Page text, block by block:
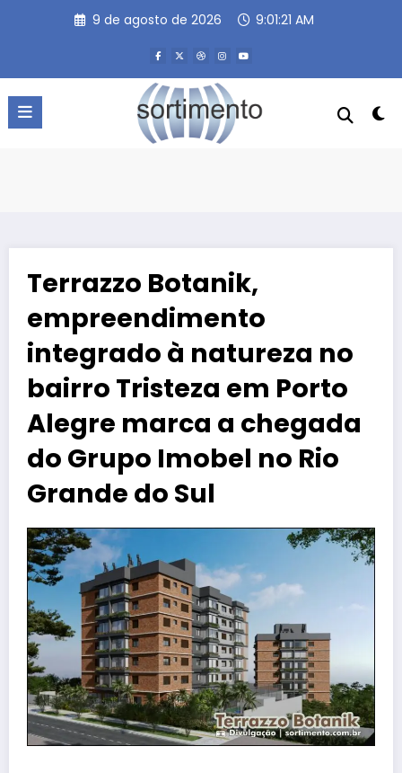
9 de agosto de 2026 9:01:22 AM
Terrazzo Botanik,
empreendimento
integrado à natureza no
bairro Tristeza em Porto
Alegre marca a chegada
do Grupo Imobel no Rio
Grande do Sul